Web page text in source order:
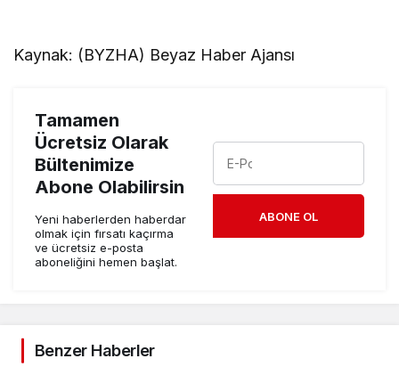
Kaynak: (BYZHA) Beyaz Haber Ajansı
Tamamen
Ücretsiz Olarak
Bültenimize
Abone Olabilirsin
Yeni haberlerden haberdar
olmak için fırsatı kaçırma
ve ücretsiz e-posta
aboneliğini hemen başlat.
ABONE OL
Benzer Haberler